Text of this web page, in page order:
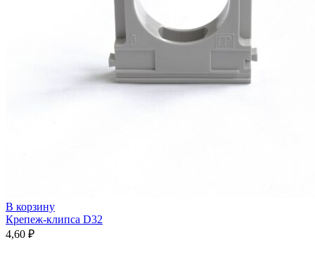
В корзину
Крепеж-клипса D32
4,60 ₽